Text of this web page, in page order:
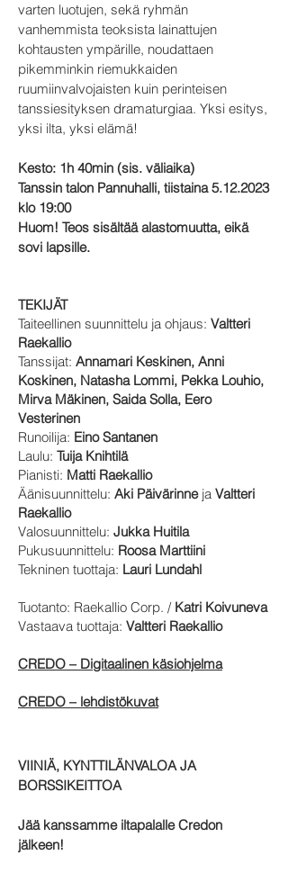
varten luotujen, sekä ryhmän
vanhemmista teoksista lainattujen
kohtausten ympärille, noudattaen
pikemminkin riemukkaiden
ruumiinvalvojaisten kuin perinteisen
tanssiesityksen dramaturgiaa. Yksi esitys,
yksi ilta, yksi elämä!
Kesto: 1h 40min (sis. väliaika)
Tanssin talon Pannuhalli, tiistaina5.12.2023
klo 19:00
Huom! Teos sisältää alastomuutta, eikä
sovi lapsille.
TEKIJÄT
Taiteellinen suunnittelu ja ohjaus: Valtteri
Raekallio
Tanssijat: Annamari Keskinen, Anni
Koskinen, Natasha Lommi, Pekka Louhio,
Mirva Mäkinen, Saida Solla, Eero
Vesterinen
Runoilija: Eino Santanen
Laulu: Tuija Knihtilä
Pianisti: Matti Raekallio
Äänisuunnittelu: Aki Päivärinneja Valtteri
Raekallio
Valosuunnittelu: Jukka Huitila
Pukusuunnittelu: Roosa Marttiini
Tekninen tuottaja: Lauri Lundahl
Tuotanto: Raekallio Corp. / Katri Koivuneva
Vastaava tuottaja: Valtteri Raekallio
CREDO – Digitaalinen käsiohjelma
CREDO – lehdistökuvat
VIINIÄ, KYNTTILÄNVALOA JA
BORSSIKEITTOA
Jää kanssamme iltapalalle Credon
jälkeen!